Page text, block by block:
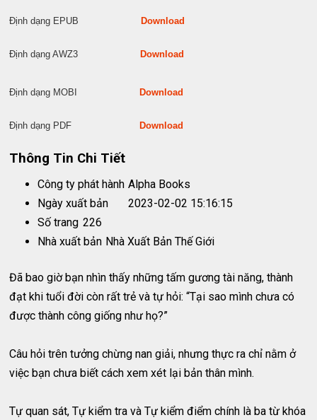
Định dạng EPUB Download
Định dạng AWZ3 Download
Định dạng MOBI Download
Định dạng PDF Download
Thông Tin Chi Tiết
Công ty phát hành Alpha Books
Ngày xuất bản
2023-02-02 15:16:15
Số trang 226
Nhà xuất bản Nhà Xuất Bản Thế Giới
Đã bao giờ bạn nhìn thấy những tấm gương tài năng, thành
đạt khi tuổi đời còn rất trẻ và tự hỏi: “Tại sao mình chưa có
được thành công giống như họ?”
Câu hỏi trên tưởng chừng nan giải, nhưng thực ra chỉ nằm ở
việc bạn chưa biết cách xem xét lại bản thân mình.
Tự quan sát, Tự kiểm tra và Tự kiểm điểm chính là ba từ khóa